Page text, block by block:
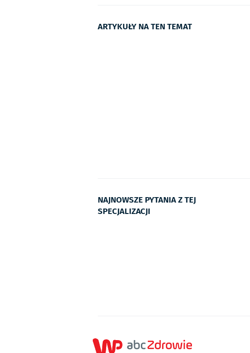
ARTYKUŁY NA TEN TEMAT
NAJNOWSZE PYTANIA Z TEJ
SPECJALIZACJI